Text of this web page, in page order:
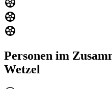
Personen im
Wetzel